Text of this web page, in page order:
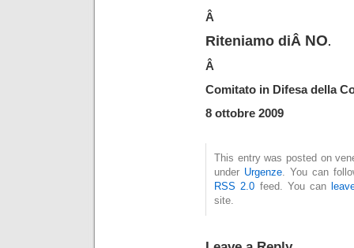
Â
Riteniamo diÂ NO.
Â
Comitato in Difesa della
8 ottobre 2009
This entry was posted on
under Urgenze . You can
RSS 2.0 feed. You can
site.